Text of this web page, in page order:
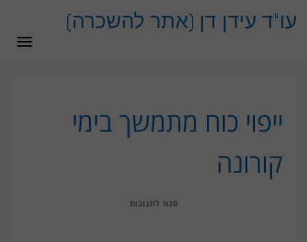
עו"ד עידן דן (אתר להשכרה)
ייפוי כוח מתמשך בימי
קורונה
סגור לתגובות